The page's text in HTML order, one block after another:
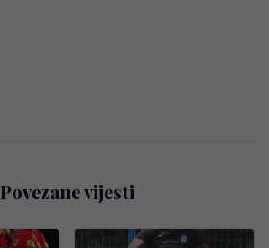
Povezane vijesti